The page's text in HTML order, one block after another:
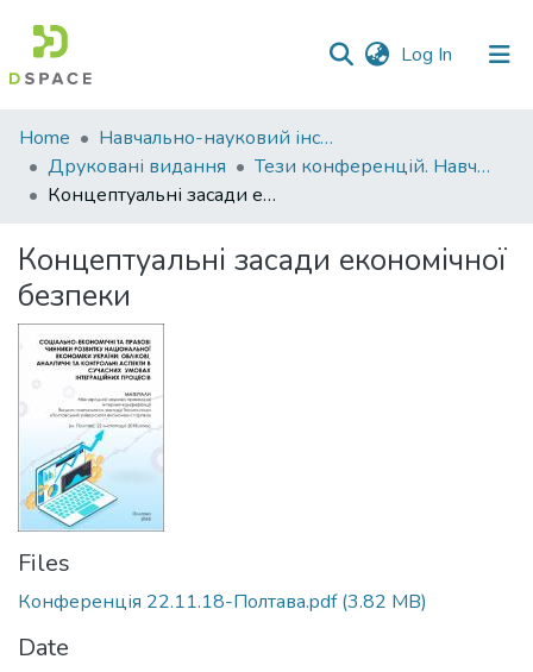
Log In (current)
Communities
&
Collections
Statistics
Home
Навчально-науковий інститут економіки, управління, права та інформаційних технологій
Друковані видання
Тези конференцій. Навчально-науковий інститут економіки, управління, права та інформаційних технологій
Концептуальні засади економічної безпеки
Концептуальні засади економічної
безпеки
Files
Конференція 22.11.18-Полтава.pdf(3.82 MB)
Date